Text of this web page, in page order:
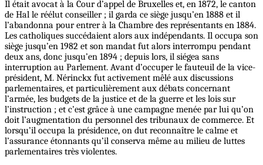
Il était avocat à la Cour d’appel de Bruxelles et, en 1872, le canton
de Hal le réélut conseiller ; il garda ce siège jusqu’en 1888 et il
l’abandonna pour entrer à la Chambre des représentants en 1884.
Les catholiques succédaient alors aux indépendants. Il occupa son
siège jusqu’en 1982 et son mandat fut alors interrompu pendant
deux ans, donc jusqu’en 1894 ; depuis lors, il siégea sans
interruption au Parlement. Avant d’occuper le fauteuil de la vice-
président, M. Nérinckx fut activement mêlé aux discussions
parlementaires, et particulièrement aux débats concernant
l’armée, les budgets de la justice et de la guerre et les lois sur
l’instruction ; et c’est grâce à une campagne menée par lui qu’on
doit l’augmentation du personnel des tribunaux de commerce. Et
lorsqu’il occupa la présidence, on dut reconnaître le calme et
l’assurance étonnants qu’il conserva même au milieu de luttes
parlementaires très violentes.